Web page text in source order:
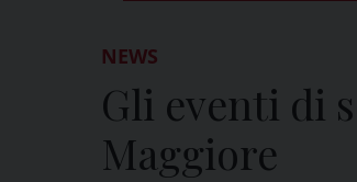
NEWS
Gli eventi di
Maggiore